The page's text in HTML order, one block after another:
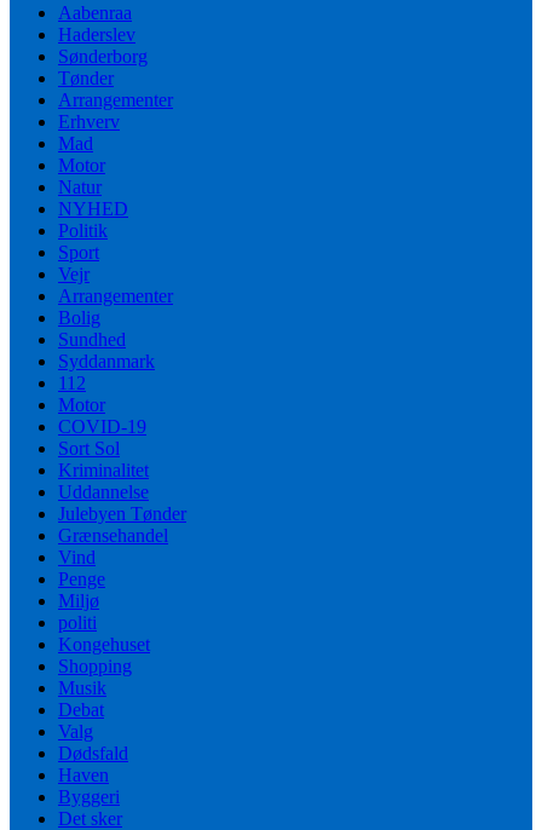
Aabenraa
Haderslev
Sønderborg
Tønder
Arrangementer
Erhverv
Mad
Motor
Natur
NYHED
Politik
Sport
Vejr
Arrangementer
Bolig
Sundhed
Syddanmark
112
Motor
COVID-19
Sort Sol
Kriminalitet
Uddannelse
Julebyen Tønder
Grænsehandel
Vind
Penge
Miljø
politi
Kongehuset
Shopping
Musik
Debat
Valg
Dødsfald
Haven
Byggeri
Det sker